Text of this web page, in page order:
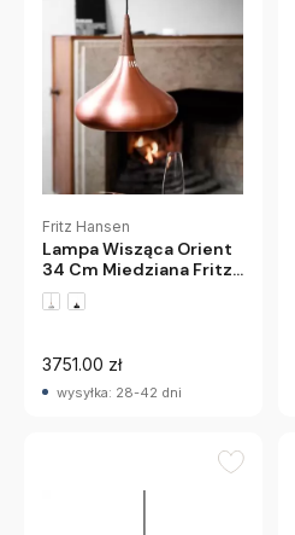
Fritz Hansen
Lampa Wisząca Orient
34 Cm Miedziana Fritz
Hansen
3751.00 zł
wysyłka: 28-42 dni